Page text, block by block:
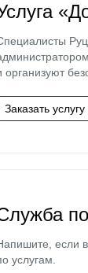
организуют
Заказать услугу
если
услугам.